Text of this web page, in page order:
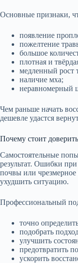
Основные признаки,
появление
пожелтение
большое
плотная и
медленный рост
наличие мха;
неравномерный
Чем раньше начать
дешевле удастся
Почему стоит
Самостоятельные
результат. Ошибки
почвы или чрезмерное
ухудшить ситуацию.
Профессиональный
точно
подобрать
улучшить
предотвратить
ускорить